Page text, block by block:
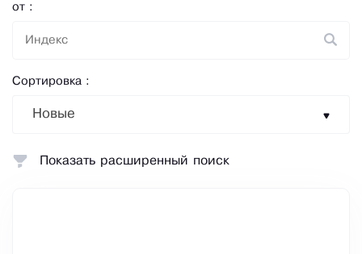
от :
Сортировка :
Новые
Показать расширенный поиск